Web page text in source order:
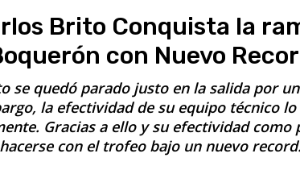
Brito Conquista la
con Nuevo
se quedó parado justo en la salida por
la efectividad de su equipo técnico
Gracias a ello y su efectividad
hacerse con el trofeo bajo un nuevo record.